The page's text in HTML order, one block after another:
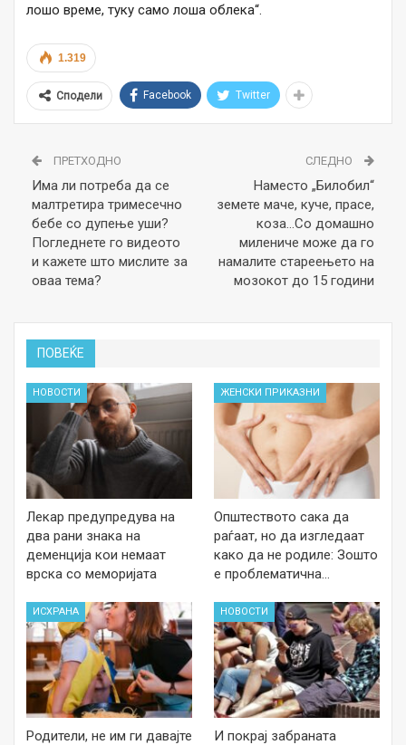
лошо време, туку само лоша облека“.
1.319
Сподели Facebook Twitter
ПРЕТХОДНО
Има ли потреба да се
малтретира тримесечно
бебе со дупење уши?
Погледнете го видеото
и кажете што мислите за
оваа тема?
СЛЕДНО
Наместо „Билобил“
земете маче, куче, прасе,
коза…Со домашно
милениче може да го
намалите стареењето на
мозокот до 15 години
ПОВЕЌЕ
НОВОСТИ
Лекар предупредува на
два рани знака на
деменција кои немаат
врска со меморијата
ЖЕНСКИ ПРИКАЗНИ
Општеството сака да
раѓаат, но да изгледаат
како да не родиле: Зошто
е проблематична…
ИСХРАНА
Родители, не им ги давајте
НОВОСТИ
И покрај забраната